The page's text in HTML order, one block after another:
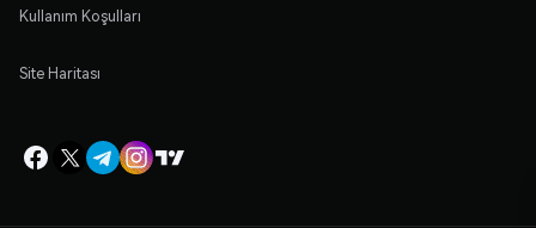
Kullanım Koşulları
Site Haritası